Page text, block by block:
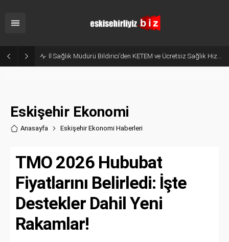
Hani Eskişehir Kaleydi? Yeni Parti’ye Geçişte Hesaplar Tutmadı!
Eskişehir Ekonomi
Anasayfa Eskişehir Ekonomi Haberleri
TMO 2026 Hububat
Fiyatlarını Belirledi: İşte
Destekler Dahil Yeni
Rakamlar!